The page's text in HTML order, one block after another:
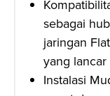
sebagai
jaringan
yang
Instalasi